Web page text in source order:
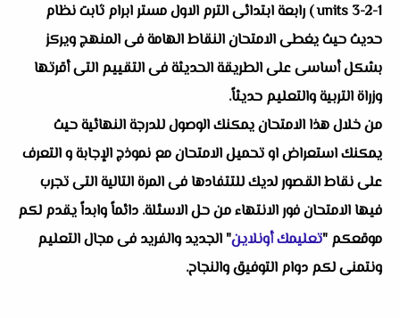
units 3-2-1 ) رابعة ابتدائى الترم الاول مستر ابرام ثابت نظام
حديث حيث يغطى الامتحان النقاط الهامة فى المنهج ويركز
بشكل أساسى على الطريقة الحديثة فى التقييم التى أقرتها
وزراة التربية والتعليم حديثاً.
من خلال هذا الامتحان يمكنك الوصول للدرجة النهائية حيث
يمكنك استعراض او تحميل الامتحان مع نموذج الإجابة و التعرف
على نقاط القصور لديك للتتفادها فى المرة التالية التى تجرب
فيها الامتحان فور الانتهاء من حل الاسئلة. دائماً وابداً يقدم لكم
موقعكم "تعليمك أونلاين" الجديد والفريد فى مجال التعليم
ونتمنى لكم دوام التوفيق والنجاح.